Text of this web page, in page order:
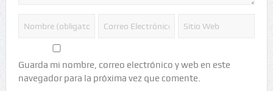
Guarda mi nombre, correo electrónico y web en este
navegador para la próxima vez que comente.